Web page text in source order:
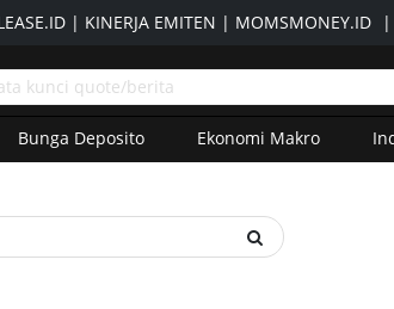
| KINERJA EMITEN | MOMSMONEY.ID |
Bunga Deposito Ekonomi Makro